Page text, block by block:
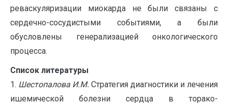
реваскуляризации миокарда не были связаны с
сердечно-сосудистыми событиями, а были
обусловлены генерализацией онкологического
процесса.
Список литературы
1. Шестопалова И.М. Стратегия диагностики и лечения
ишемической болезни сердца в торако-